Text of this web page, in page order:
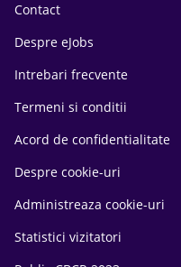
Contact
Despre eJobs
Intrebari frecvente
Termeni si conditii
Acord de confidentialitate
Despre cookie-uri
Administreaza cookie-uri
Statistici vizitatori